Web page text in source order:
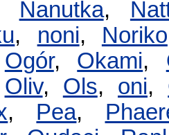
Nanutka,
, noni, Noriko
Ogór, Okami,
Oliv, Ols, oni,
, Pea,